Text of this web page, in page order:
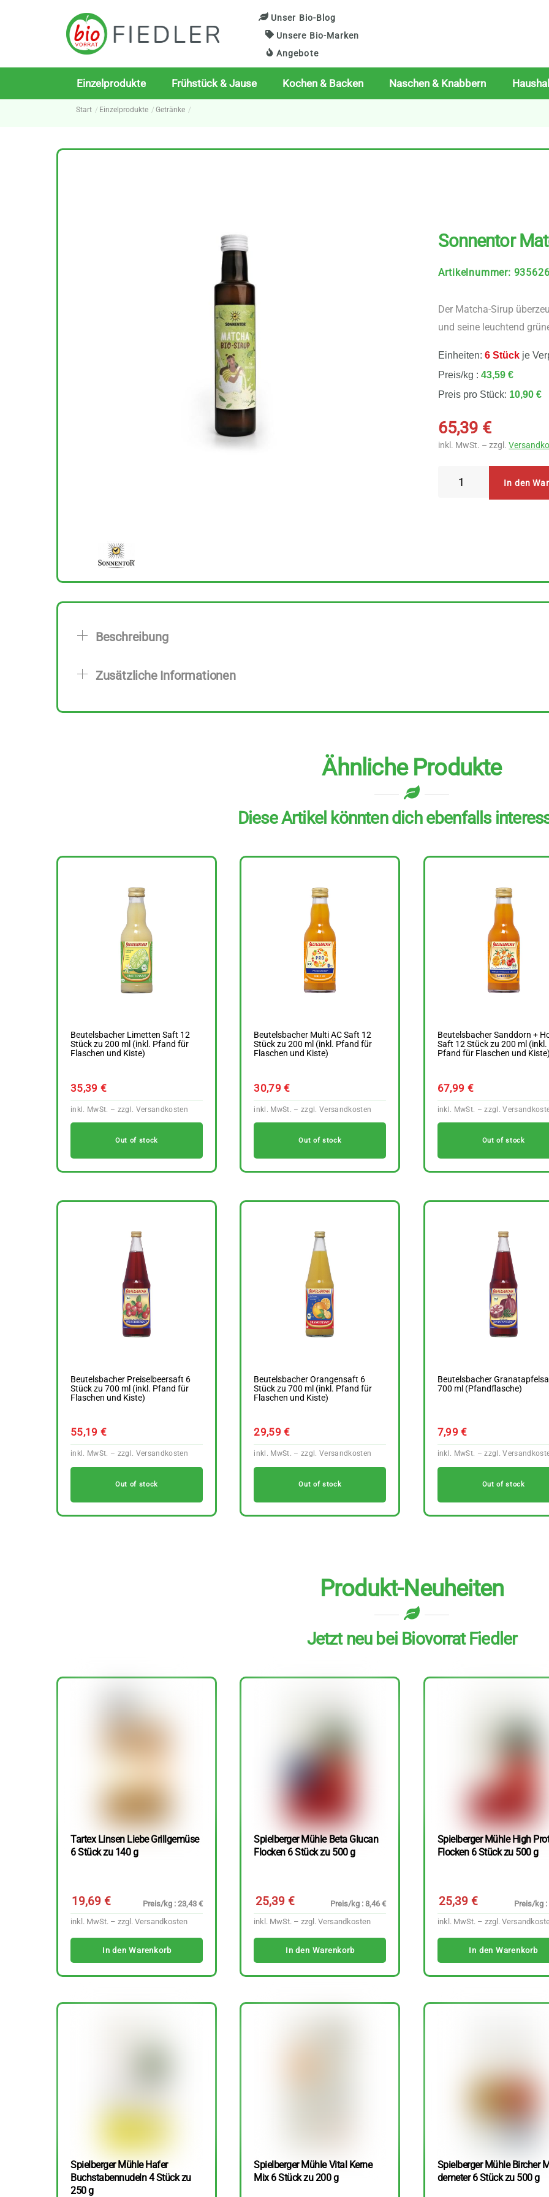
Unser Bio-Blog
Unsere Bio-Marken
Angebote
Einzelprodukte Frühstück & Jause Kochen & Backen Naschen & Knabbern
Start Einzelprodukte Getränke
Sonnentor
Artikelnummer:
Der Matcha-Sirup
und seine leuchtend
Einheiten:6 Stück je
Preis/kg :43,59 €
Preis pro Stück: 10,90 €
65,39 €
inkl. MwSt. – zzgl.
250
ml
In den
Beschreibung
Zusätzliche Informationen
Ähnliche Produkte
Diese Artikel könnten dich ebenfalls
Beutelsbacher Limetten Saft 12
Stück zu 200 ml (inkl. Pfand für
Flaschen und Kiste)
35,39€
Out of stock
Beutelsbacher Multi AC Saft 12
Stück zu 200 ml (inkl. Pfand für
Flaschen und Kiste)
30,79€
Out of stock
Beutelsbacher Sanddorn +
Saft 12 Stück zu 200 ml (inkl.
Pfand für Flaschen und Kiste)
67,99 €
Out of stock
Beutelsbacher Preiselbeersaft 6
Stück zu 700 ml (inkl. Pfand für
Flaschen und Kiste)
55,19€
Out of stock
Beutelsbacher Orangensaft 6
Stück zu 700 ml (inkl. Pfand für
Flaschen und Kiste)
29,59€
Out of stock
Beutelsbacher
700 ml (Pfandflasche)
7,99€
Out of stock
Produkt-Neuheiten
Jetzt neu bei Biovorrat Fiedler
Tartex Linsen Liebe Grillgemüse
6 Stück zu 140 g
19,69€
Preis/kg : 23,43 €
inkl. MwSt. – zzgl. Versandkosten
In den Warenkorb
Spielberger Mühle Beta Glucan
Flocken 6 Stück zu 500 g
25,39 €
Preis/kg : 8,46 €
inkl. MwSt. – zzgl.Versandkosten
In den Warenkorb
Spielberger Mühle High
Flocken 6 Stück zu 500 g
25,39 €
Preis/kg :
inkl. MwSt. – zzgl.
In den Warenkorb
Spielberger Mühle Hafer
Buchstabennudeln 4 Stück zu
250 g
Spielberger Mühle Vital Kerne
Mix 6 Stück zu 200 g
Spielberger Mühle Bircher
demeter 6 Stück zu 500 g